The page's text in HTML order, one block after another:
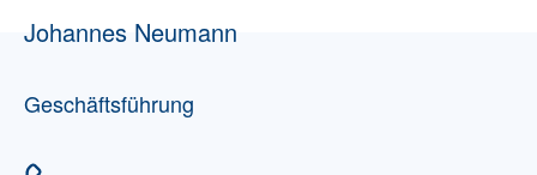
Johannes Neumann
Geschäftsführung